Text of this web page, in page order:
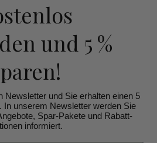
und 5 %
Newsletter und Sie erhalten einen 5
In unserem Newsletter werden Sie
Spar-Pakete und Rabatt-
informiert.